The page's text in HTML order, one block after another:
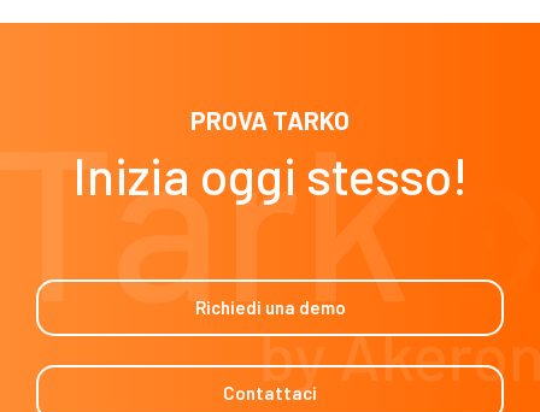
PROVA TARKO
Inizia oggi stesso!
Richiedi una demo
Contattaci